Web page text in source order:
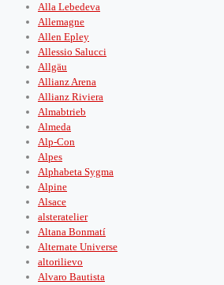
Alla Lebedeva
Allemagne
Allen Epley
Allessio Salucci
Allgäu
Allianz Arena
Allianz Riviera
Almabtrieb
Almeda
Alp-Con
Alpes
Alphabeta Sygma
Alpine
Alsace
alsteratelier
Altana Bonmatí
Alternate Universe
altorilievo
Alvaro Bautista